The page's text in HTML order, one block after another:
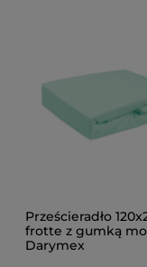
Prześcieradło
frotte z gumką
Darymex